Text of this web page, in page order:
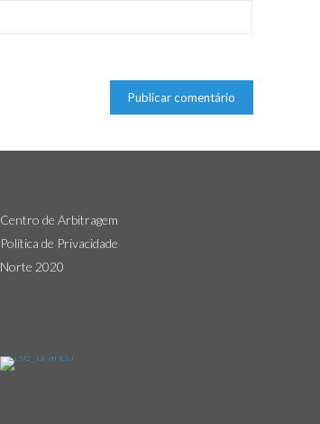
Centro de Arbitragem
Política de Privacidade
Norte 2020